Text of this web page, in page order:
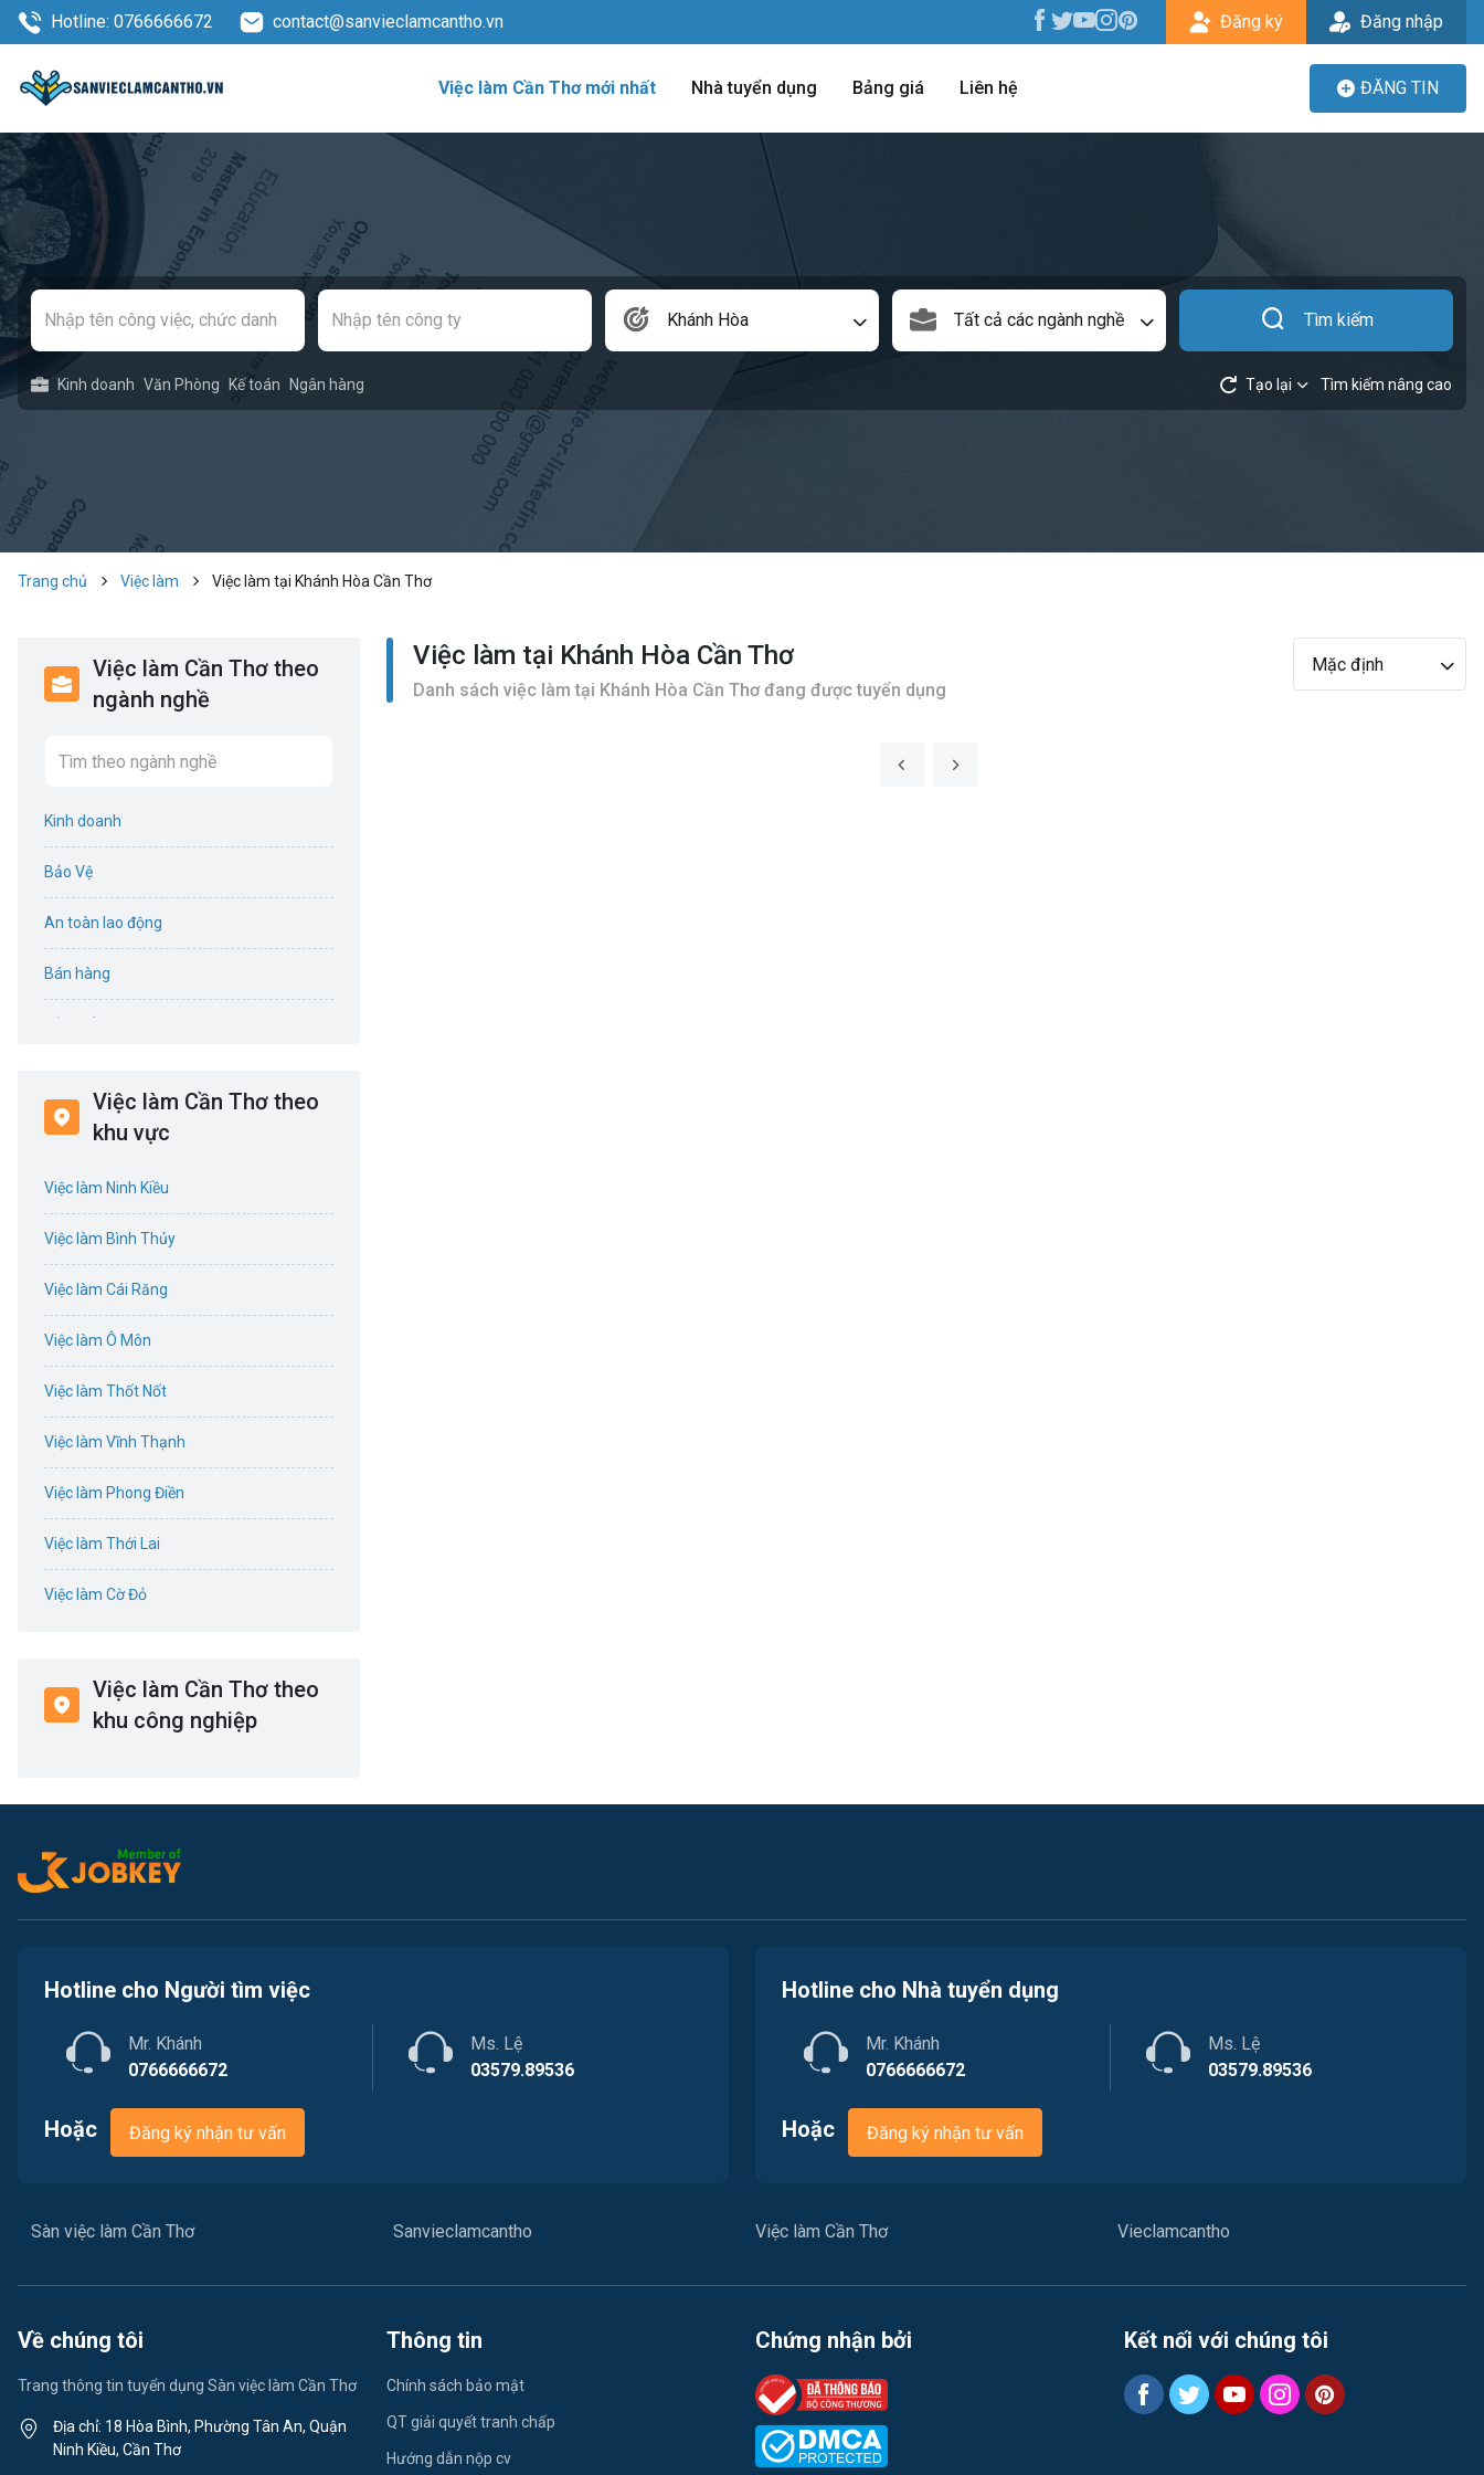
Hotline: 0766666672 contact@sanvieclamcantho.vn Đăng ký Đăng nhập
Việc làm Cần Thơ mới nhất Nhà tuyển dụng Bảng giá Liên hệ ĐĂNG TIN
Khánh Hòa Tất cả các ngành nghề Tìm kiếm
Kinh doanh Văn Phòng Kế toán Ngân hàng Tạo lại Tìm kiếm nâng cao
Trang chủ Việc làm Việc làm tại Khánh Hòa Cần Thơ
Việc làm Cần Thơ theo
ngành nghề
Kinh doanh
Bảo Vệ
An toàn lao động
Bán hàng
Biên phiên dịch
Bưu chính viễn thông
Công nghệ sinh học
Công nghệ thực phẩm
Giáo dục / Đào tạo
Văn Phòng
Luật
Ngân hàng
Nhà hàng / Khách sạn
Nội ngoại thất
Quản lý chất lượng (QA-QC)
Sản xuất / Vận hành sản xuất
Tài chính
Chăm Sóc Khách Hàng
Việc làm Cần Thơ theo
khu vực
Việc làm Ninh Kiều
Việc làm Bình Thủy
Việc làm Cái Răng
Việc làm Ô Môn
Việc làm Thốt Nốt
Việc làm Vĩnh Thạnh
Việc làm Phong Điền
Việc làm Thới Lai
Việc làm Cờ Đỏ
Việc làm Cái Khế
Việc làm Thới An Đông
Việc làm Phước Thới
Việc làm Thới Long
Việc làm Thuận Hưng
Việc làm Long Mỹ
Việc làm Đại Thành
Việc làm Cần Thơ theo
khu công nghiệp
Việc làm tại Khánh Hòa Cần Thơ
Danh sách việc làm tại Khánh Hòa Cần Thơ đang được tuyển dụng
Mặc định
Hotline cho Người tìm việc
Mr. Khánh
0766666672
Ms. Lệ
03579.89536
Hoặc Đăng ký nhận tư vấn
Hotline cho Nhà tuyển dụng
Mr. Khánh
0766666672
Ms. Lệ
03579.89536
Hoặc Đăng ký nhận tư vấn
Sàn việc làm Cần Thơ Sanvieclamcantho Việc làm Cần Thơ Vieclamcantho
Về chúng tôi
Trang thông tin tuyển dụng Sàn việc làm Cần Thơ
Địa chỉ: 18 Hòa Bình, Phường Tân An, Quận
Ninh Kiều, Cần Thơ
Thông tin
Chính sách bảo mật
QT giải quyết tranh chấp
Hướng dẫn nộp cv
Chứng nhận bởi Kết nối với chúng tôi